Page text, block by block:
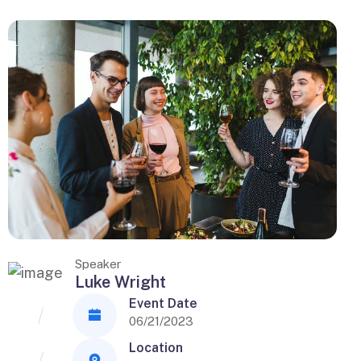
Speaker
Luke Wright
Event Date
06/21/2023
Location